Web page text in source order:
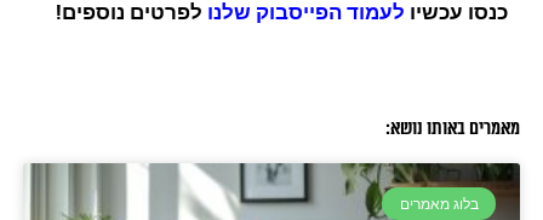
כנסו עכשיו לעמוד הפייסבוק שלנו לפרטים נוספים!
מאמרים באותו נושא:
בלוג מאמרים